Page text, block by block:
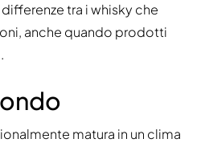
tra i whisky che
anche quando prodotti
matura in un clima